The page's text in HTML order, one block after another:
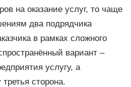
на оказание услуг, то чаще
два подрядчика
в рамках сложного
вариант –
услугу, а
третья сторона.